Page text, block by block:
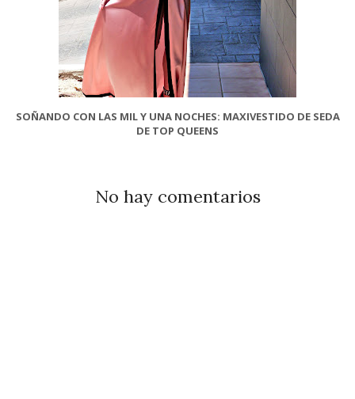
SOÑANDO CON LAS MIL Y UNA NOCHES: MAXIVESTIDO DE SEDA
DE TOP QUEENS
No hay comentarios